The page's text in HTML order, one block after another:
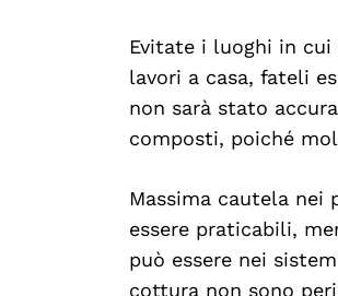
Evitate i luoghi in cui
lavori a casa, fateli
non sarà stato
composti, poiché
Massima cautela nei
essere praticabili,
può essere nei
cottura non sono